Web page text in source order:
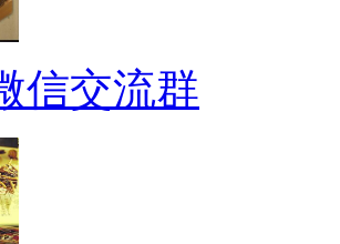
信交流群